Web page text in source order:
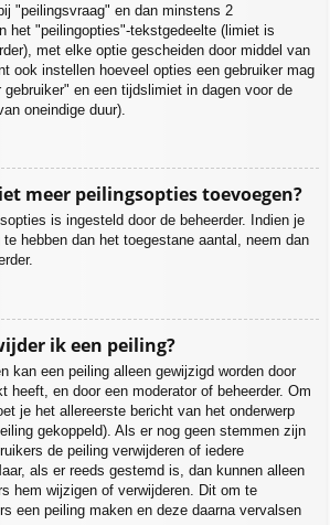
"peilingsvraag" en dan minstens 2
het "peilingopties"-tekstgedeelte (limiet is
met elke optie gescheiden door middel van
ook instellen hoeveel opties een gebruiker mag
gebruiker" en een tijdslimiet in dagen voor de
oneindige duur).
meer peilingsopties toevoegen?
is ingesteld door de beheerder. Indien je
hebben dan het toegestane aantal, neem dan
ik een peiling?
kan een peiling alleen gewijzigd worden door
heeft, en door een moderator of beheerder. Om
je het allereerste bericht van het onderwerp
gekoppeld). Als er nog geen stemmen zijn
de peiling verwijderen of iedere
als er reeds gestemd is, dan kunnen alleen
hem wijzigen of verwijderen. Dit om te
een peiling maken en deze daarna vervalsen